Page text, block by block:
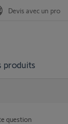
produits
Devis avec un pro
question